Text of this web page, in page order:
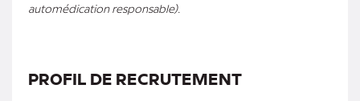
automédication responsable).
PROFIL DE RECRUTEMENT